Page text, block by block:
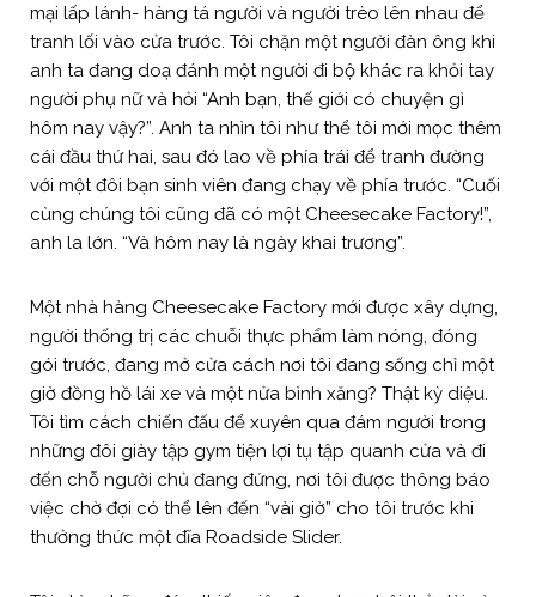
mại lấp lánh- hàng tá người và người trèo lên nhau để
tranh lối vào cửa trước. Tôi chặn một người đàn ông khi
anh ta đang doạ đánh một người đi bộ khác ra khỏi tay
người phụ nữ và hỏi “Anh bạn, thế giới có chuyện gì
hôm nay vậy?”. Anh ta nhìn tôi như thể tôi mới mọc thêm
cái đầu thứ hai, sau đó lao về phía trái để tranh đường
với một đôi bạn sinh viên đang chạy về phía trước. “Cuối
cùng chúng tôi cũng đã có một Cheesecake Factory!”,
anh la lớn. “Và hôm nay là ngày khai trương”.
Một nhà hàng Cheesecake Factory mới được xây dựng,
người thống trị các chuỗi thực phẩm làm nóng, đóng
gói trước, đang mở cửa cách nơi tôi đang sống chỉ một
giờ đồng hồ lái xe và một nửa bình xăng? Thật kỳ diệu.
Tôi tìm cách chiến đấu để xuyên qua đám người trong
những đôi giày tập gym tiện lợi tụ tập quanh cửa và đi
đến chỗ người chủ đang đứng, nơi tôi được thông báo
việc chờ đợi có thể lên đến “vài giờ” cho tôi trước khi
thưởng thức một đĩa Roadside Slider.